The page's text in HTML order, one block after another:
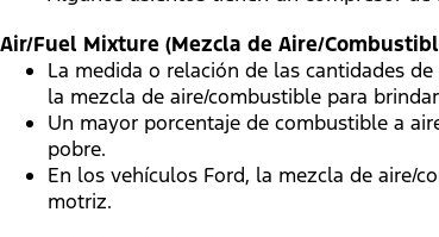
Air/Fuel Mixture (Mezcla de Aire/
La medida o relación de las cantidades
la mezcla de aire/combustible para
Un mayor porcentaje de combustible a
pobre.
En los vehículos Ford, la mezcla de aire/
motriz.